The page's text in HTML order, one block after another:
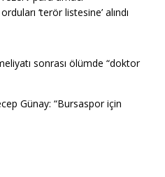
‘terör listesine’ alındı
sonrası ölümde “doktor
Günay: “Bursaspor için